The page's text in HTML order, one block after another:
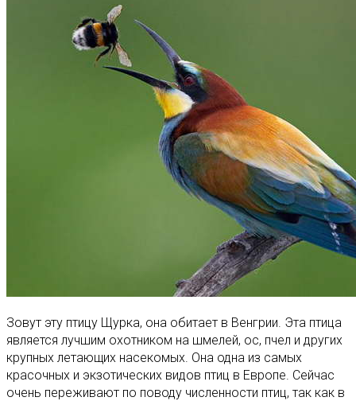
Зовут эту птицу Щурка, она обитает в Венгрии. Эта птица
является лучшим охотником на шмелей, ос, пчел и других
крупных летающих насекомых. Она одна из самых
красочных и экзотических видов птиц в Европе. Сейчас
очень переживают по поводу численности птиц, так как в